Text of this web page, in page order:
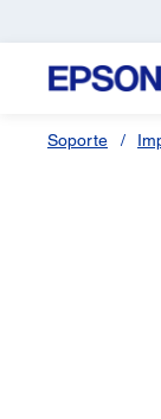
Soporte